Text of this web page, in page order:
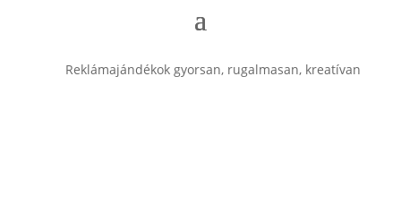
Reklámajándékok gyorsan, rugalmasan, kreatívan